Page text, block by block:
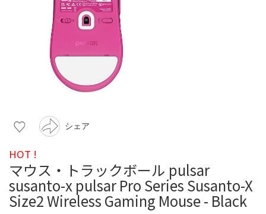
シェア
HOT !
マウス・トラックボール pulsar
susanto-x pulsar Pro Series Susanto-X
Size2 Wireless Gaming Mouse - Black